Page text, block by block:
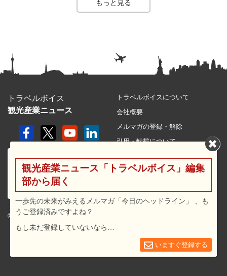
もっと見る
トラベルボイス
観光産業ニュース
© 2026 travel voice.
トラベルボイスについて
会社概要
メルマガの登録・解除
引用・転載について
利用規約
広告メニュー・料金
観光産業ニュース「トラベルボイス」編集
部から届く
一歩先の未来がみえるメルマガ「今日のヘッドライン」 、も
うご登録済みですよね？
もし未だ登録していないなら…
いますぐ登録する